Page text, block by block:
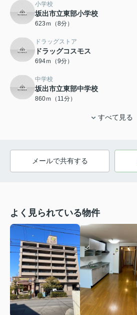
小学校
坂出市立東部小学校
623ｍ（8分）
ドラッグストア
ドラッグコスモス
694ｍ（9分）
中学校
坂出市立東部中学校
860ｍ（11分）
すべて見る
メールで共有する
よく見られている物件